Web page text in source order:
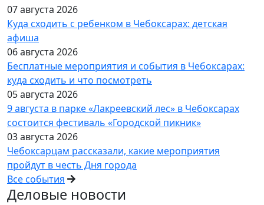
07 августа 2026
Куда сходить с ребенком в Чебоксарах: детская
афиша
06 августа 2026
Бесплатные мероприятия и события в Чебоксарах:
куда сходить и что посмотреть
05 августа 2026
9 августа в парке «Лакреевский лес» в Чебоксарах
состоится фестиваль «Городской пикник»
03 августа 2026
Чебоксарцам рассказали, какие мероприятия
пройдут в честь Дня города
Все события
Деловые новости